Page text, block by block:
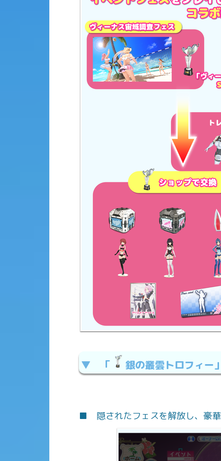
▼ 「 銀の叢雲トロフィー
■ 隠されたフェスを解放し、豪